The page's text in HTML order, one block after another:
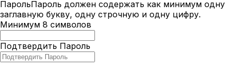
ПарольПароль должен содержать как минимум одну
заглавную букву, одну строчную и одну цифру.
Минимум 8 символов
Подтвердить Пароль